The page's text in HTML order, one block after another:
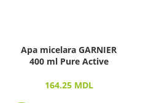
Apa micelara GARNIER
400 ml Pure Active
164.25 MDL